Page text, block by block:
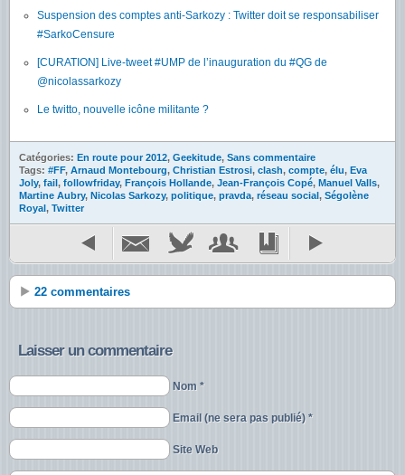
Suspension des comptes anti-Sarkozy : Twitter doit se responsabiliser
#SarkoCensure
[CURATION] Live-tweet #UMP de l’inauguration du #QG de
@nicolassarkozy
Le twitto, nouvelle icône militante ?
Catégories: En route pour 2012, Geekitude, Sans commentaire
Tags: #FF, Arnaud Montebourg, Christian Estrosi, clash, compte, élu, Eva
Joly, fail , followfriday, François Hollande, Jean-François Copé, Manuel Valls,
Martine Aubry, Nicolas Sarkozy, politique, pravda, réseau social, Ségolène
Royal, Twitter
22 commentaires
Laisser un commentaire
Nom *
Email (ne sera pas publié) *
Site Web